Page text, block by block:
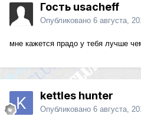
Гость usacheff
Опубликовано 6 августа,
мне кажется прадо у тебя лучше
kettles hunter
Опубликовано 6 августа,